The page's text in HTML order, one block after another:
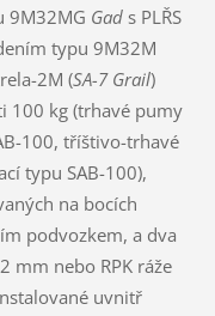
9M32MG Gads PLŘS
typu 9M32M
2M (SA-7 Grail)
100 kg (trhavé pumy
100, tříštivo-trhavé
typu SAB-100),
na bocích
podvozkem, a dva
mm nebo RPK ráže
uvnitř